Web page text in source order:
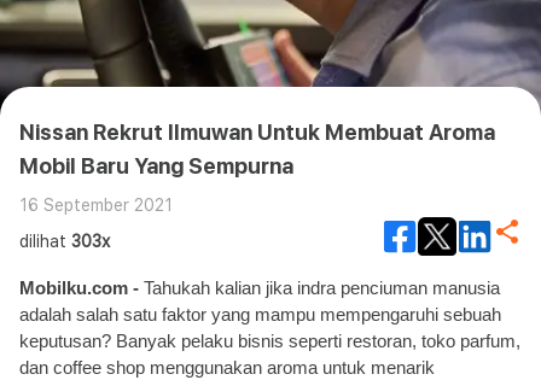
Nissan Rekrut Ilmuwan Untuk Membuat Aroma
Mobil Baru Yang Sempurna
16 September 2021
dilihat 303x
Mobilku.com - Tahukah kalian jika indra penciuman manusia
adalah salah satu faktor yang mampu mempengaruhi sebuah
keputusan? Banyak pelaku bisnis seperti restoran, toko parfum,
dan coffee shop menggunakan aroma untuk menarik